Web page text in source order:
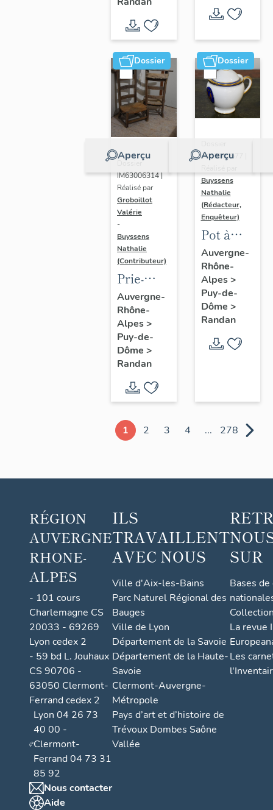
prière de
Marie-
Amélie "
Dossier
Aperçu
Dossier
IM63006314 |
Réalisé par
Groboillot
Valérie
-
Buyssens
Nathalie
(Contributeur)
Prie-
Dieu n° 1
Auvergne-
Rhône-
Alpes>
Puy-de-
Dôme >
Randan
Dossier
Aperçu
IM63009577 |
Buyssens
Nathalie
(Rédacteur,
Enquêteur)
Pot à
crème n°
2
Auvergne-
Rhône-
Alpes>
Puy-de-
Dôme >
Randan
1 2 3 4 ... 278
RÉGION
AUVERGNE
RHONE-
ALPES
- 101 cours
Charlemagne CS
20033 - 69269
Lyon cedex 2
- 59 bd L. Jouhaux
CS 90706 -
63050 Clermont-
Ferrand cedex 2
Lyon 04 26 73
40 00 -
Clermont-
Ferrand 04 73 31
85 92
Nous contacter
Aide
ILS
TRAVAILLENT
AVEC NOUS
Ville d'Aix-les-Bains
Parc Naturel Régional des
Bauges
Ville de Lyon
Département de la Savoie
Département de la Haute-
Savoie
Clermont-Auvergne-
Métropole
Pays d’art et d’histoire de
Trévoux Dombes Saône
Vallée
SUR
Bases
La revue
Les